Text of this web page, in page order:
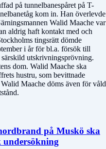
på tunnelbanespåret på T-
kom in. Han överlevde
Walid Maache var
aldrig haft kontakt med och
tingsrätt dömde
i år för bl.a. försök till
utskrivningsprövning.
dom. Walid Maache ska
hustru, som bevittnade
Maache döms även för våld
på Muskö ska
undersökning